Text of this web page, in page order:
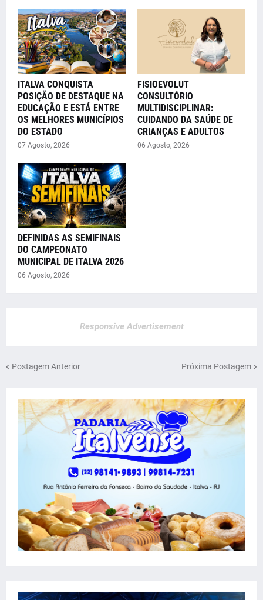
ITALVA CONQUISTA
POSIÇÃO DE DESTAQUE NA
EDUCAÇÃO E ESTÁ ENTRE
OS MELHORES MUNICÍPIOS
DO ESTADO
07 Agosto, 2026
FISIOEVOLUT
CONSULTÓRIO
MULTIDISCIPLINAR:
CUIDANDO DA SAÚDE DE
CRIANÇAS E ADULTOS
06 Agosto, 2026
DEFINIDAS AS SEMIFINAIS
DO CAMPEONATO
MUNICIPAL DE ITALVA 2026
06 Agosto, 2026
Responsive Advertisement
Postagem Anterior Próxima Postagem